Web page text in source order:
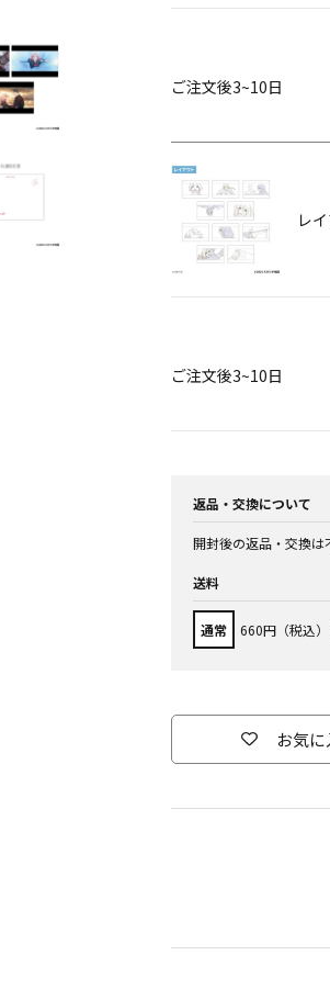
ご注文後3~10日
レ
ご注文後3~10日
返品・交換について
開封後の返品・交換は
送料
通常 660円（税込）
お気